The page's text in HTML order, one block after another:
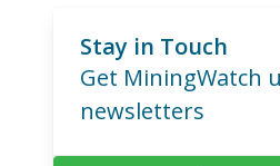
Stay in Touch
Get MiningWatch
newsletters